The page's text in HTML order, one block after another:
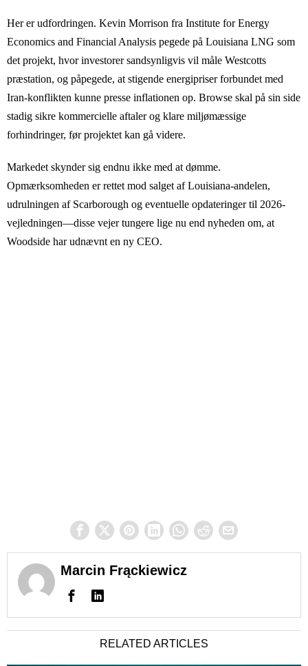
Her er udfordringen. Kevin Morrison fra Institute for Energy
Economics and Financial Analysis pegede på Louisiana LNG som
det projekt, hvor investorer sandsynligvis vil måle Westcotts
præstation, og påpegede, at stigende energipriser forbundet med
Iran-konflikten kunne presse inflationen op. Browse skal på sin side
stadig sikre kommercielle aftaler og klare miljømæssige
forhindringer, før projektet kan gå videre.
Markedet skynder sig endnu ikke med at dømme.
Opmærksomheden er rettet mod salget af Louisiana-andelen,
udrulningen af Scarborough og eventuelle opdateringer til 2026-
vejledningen—disse vejer tungere lige nu end nyheden om, at
Woodside har udnævnt en ny CEO.
Marcin Frąckiewicz
RELATED ARTICLES